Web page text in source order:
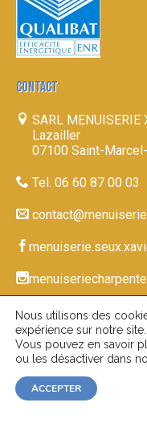
CONTACT
SARL MENUISERIE
Lazailler
07100 Saint-
Tel. 06 60 87 00 03
© 2026-27
Légales|
Nous utilisons des
expérience sur notre site.
Vous pouvez en savoir
ou les désactiver dans
ACCEPTER